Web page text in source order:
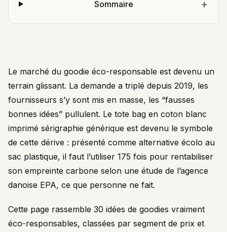
Sommaire
Le marché du goodie éco-responsable est devenu un
terrain glissant. La demande a triplé depuis 2019, les
fournisseurs s’y sont mis en masse, les “fausses
bonnes idées” pullulent. Le tote bag en coton blanc
imprimé sérigraphie générique est devenu le symbole
de cette dérive : présenté comme alternative écolo au
sac plastique, il faut l’utiliser 175 fois pour rentabiliser
son empreinte carbone selon une étude de l’agence
danoise EPA, ce que personne ne fait.
Cette page rassemble 30 idées de goodies vraiment
éco-responsables, classées par segment de prix et